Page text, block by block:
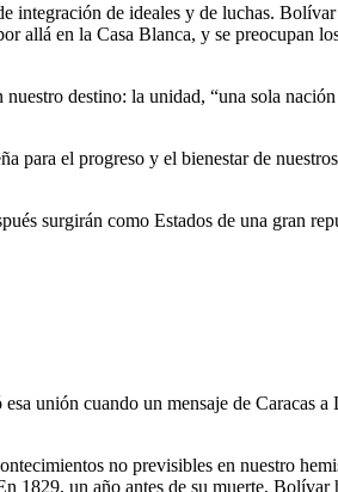
de ideales y de luchas.
en la Casa Blanca, y se preocupan
destino: la unidad, “una sola
para el progreso y el bienestar de
surgirán como Estados de una gran
unión cuando un mensaje de Caracas
no previsibles en nuestro
1829, un año antes de su muerte,